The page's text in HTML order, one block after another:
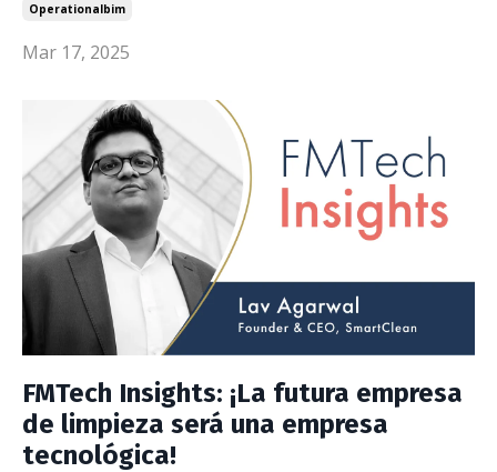
Operationalbim
Mar 17, 2025
FMTech Insights: ¡La futura empresa
de limpieza será una empresa
tecnológica!